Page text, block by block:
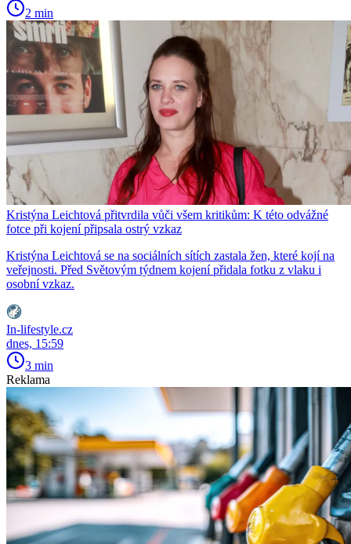
2 min
Kristýna Leichtová přitvrdila vůči všem kritikům: K této odvážné
fotce při kojení připsala ostrý vzkaz
Kristýna Leichtová se na sociálních sítích zastala žen, které kojí na
veřejnosti. Před Světovým týdnem kojení přidala fotku z vlaku i
osobní vzkaz.
In-lifestyle.cz
dnes, 15:59
3 min
Reklama